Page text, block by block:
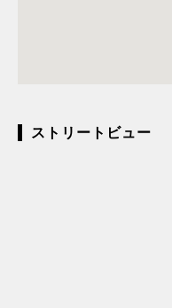
ストリートビュー